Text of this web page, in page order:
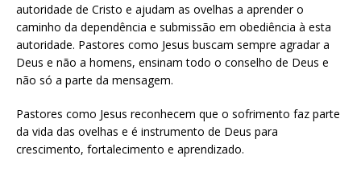
autoridade de Cristo e ajudam as ovelhas a aprender o
caminho da dependência e submissão em obediência à esta
autoridade. Pastores como Jesus buscam sempre agradar a
Deus e não a homens, ensinam todo o conselho de Deus e
não só a parte da mensagem.
Pastores como Jesus reconhecem que o sofrimento faz parte
da vida das ovelhas e é instrumento de Deus para
crescimento, fortalecimento e aprendizado.